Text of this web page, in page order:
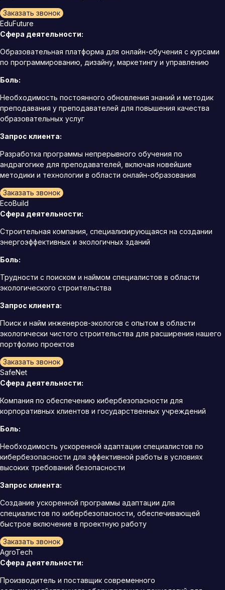
Заказать звонок
EduFuture
Сфера деятельности:
Образовательная платформа для онлайн-обучения с курсами
по программированию, дизайну, маркетингу и управлению
Боль:
Необходимость постоянного обновления знаний и методик
преподавания у преподавателей для повышения качества
образовательных услуг
Запрос клиента:
Разработка программы непрерывного обучения по
андрагогике для преподавателей, включая новейшие
методики и технологии в области онлайн-образования
Заказать звонок
EcoBuild
Сфера деятельности:
Строительная компания, специализирующаяся на создании
энергоэффективных и экологичных зданий
Боль:
Трудности с поиском и наймом специалистов в области
экологического строительства
Запрос клиента:
Поиск и найм инженеров-экологов с опытом в области
экологически чистого строительства для расширения нашего
портфолио проектов
Заказать звонок
SafeNet
Сфера деятельности:
Компания по обеспечению кибербезопасности для
корпоративных клиентов и государственных учреждений
Боль:
Необходимость ускоренной адаптации специалистов по
кибербезопасности для эффективной работы в условиях
высоких требований безопасности
Запрос клиента:
Создание ускоренной программы адаптации для
специалистов по кибербезопасности, обеспечивающей
быстрое включение в проектную работу
Заказать звонок
AgroTech
Сфера деятельности:
Производитель и поставщик современного